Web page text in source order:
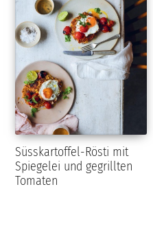
Süsskartoffel-Rösti mit
Spiegelei und gegrillten
Tomaten